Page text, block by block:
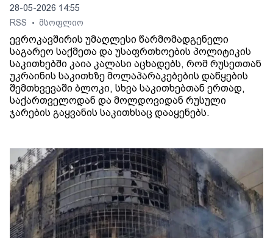
28-05-2026 14:55
RSS
• მსოფლიო
ევროკავშირის უმაღლესი წარმომადგენელი
საგარეო საქმეთა და უსაფრთხოების პოლიტიკის
საკითხებში კაია კალასი აცხადებს, რომ რუსეთთან
უკრაინის საკითხზე მოლაპარაკებების დაწყების
შემთხვევაში ბლოკი, სხვა საკითხებთან ერთად,
საქართველოდან და მოლდოვიდან რუსული
ჯარების გაყვანის საკითხსაც დააყენებს.